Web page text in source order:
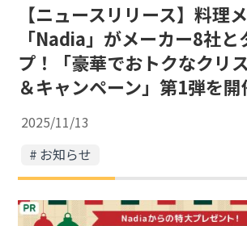
【ニュースリリース】料理
「Nadia」がメーカー8社と
プ！「豪華でおトクなクリ
＆キャンペーン」第1弾を開
2025/11/13
お知らせ